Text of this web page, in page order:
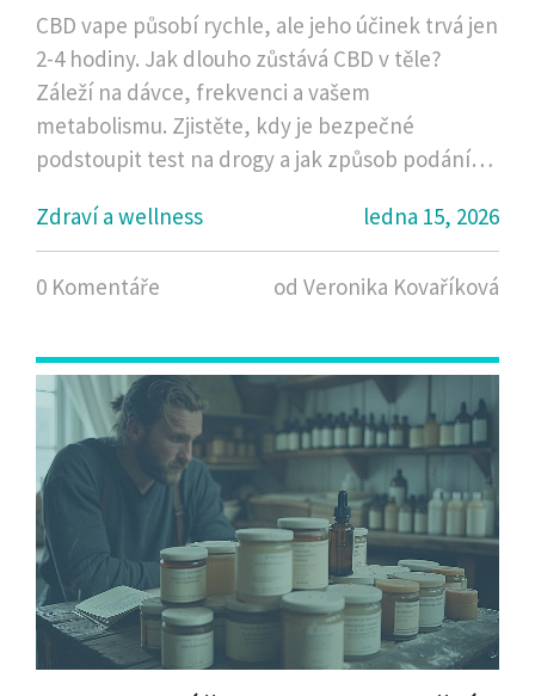
CBD vape působí rychle, ale jeho účinek trvá jen
2-4 hodiny. Jak dlouho zůstává CBD v těle?
Záleží na dávce, frekvenci a vašem
metabolismu. Zjistěte, kdy je bezpečné
podstoupit test na drogy a jak způsob podání
Zdraví a wellness
ledna 15, 2026
0 Komentáře od Veronika Kovaříková